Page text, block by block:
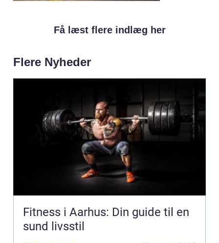
Få læst flere indlæg her
Flere Nyheder
Fitness i Aarhus: Din guide til en
sund livsstil